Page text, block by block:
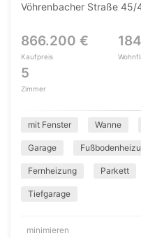
Vöhrenbacher Straße 45/
866.200 €
Kaufpreis
5
Zimmer
mit Fenster Wanne
Garage
Fernheizung Parkett
Tiefgarage
minimieren